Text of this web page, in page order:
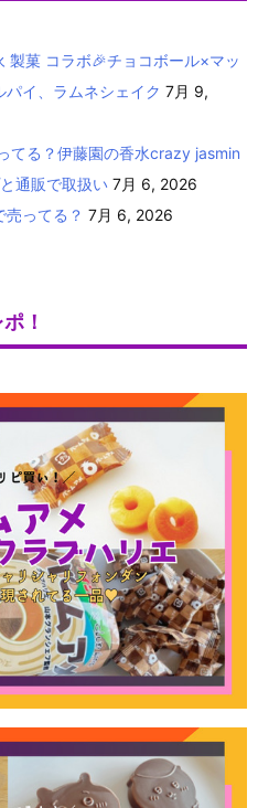
製菓 コラボ🎉チョコボール×マッ
イ、ラムネシェイク 7月 9,
てる？伊藤園の香水crazy jasmin
通販で取扱い 7月 6, 2026
ってる？ 7月 6, 2026
！